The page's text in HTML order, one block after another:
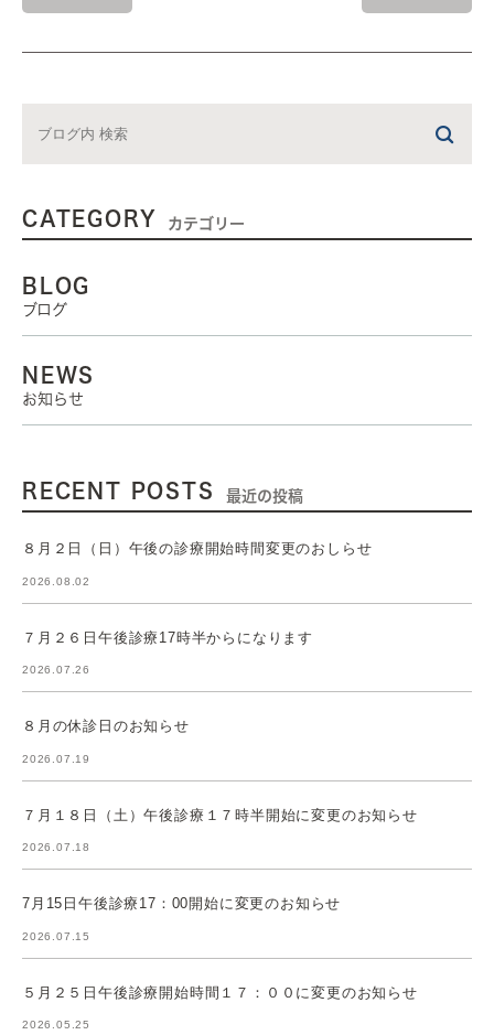
CATEGORY カテゴリー
BLOG
ブログ
NEWS
お知らせ
RECENT POSTS 最近の投稿
８月２日（日）午後の診療開始時間変更のおしらせ
2026.08.02
７月２６日午後診療17時半からになります
2026.07.26
８月の休診日のお知らせ
2026.07.19
７月１８日（土）午後診療１７時半開始に変更のお知らせ
2026.07.18
7月15日午後診療17：00開始に変更のお知らせ
2026.07.15
５月２５日午後診療開始時間１７：００に変更のお知らせ
2026.05.25